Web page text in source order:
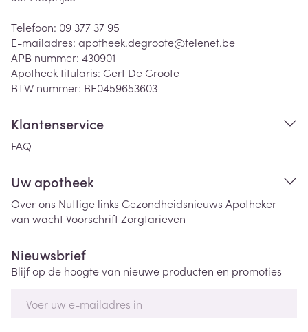
Telefoon: 09 377 37 95
E-mailadres: apotheek.degroote@telenet.be
APB nummer: 430901
Apotheek titularis: Gert De Groote
BTW nummer: BE0459653603
Klantenservice
FAQ
Uw apotheek
Over ons Nuttige links Gezondheidsnieuws Apotheker
van wachtVoorschriftZorgtarieven
Nieuwsbrief
Blijf op de hoogte van nieuwe producten en promoties